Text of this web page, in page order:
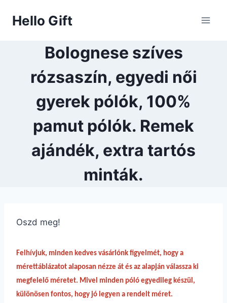
Hello Gift
Bolognese szíves
rózsaszín, egyedi női
gyerek pólók, 100%
pamut pólók. Remek
ajándék, extra tartós
minták.
Oszd meg!
Felhívjuk, minden kedves vásárlónk figyelmét, hogy a
mérettáblázatot alaposan nézze át és az alapján válassza ki
megfelelő méretet. Mivel minden póló egyedileg készül,
különösen fontos, hogy jó legyen a rendelt méret.